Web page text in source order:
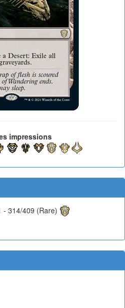
impressions
- 314/409 (Rare)